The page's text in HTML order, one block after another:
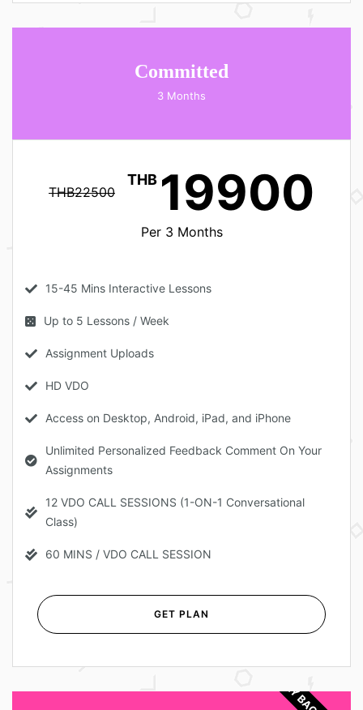
Committed
3 Months
THB22500
THB 19900
Per 3 Months
15-45 Mins Interactive Lessons
Up to 5 Lessons / Week
Assignment Uploads
HD VDO
Access on Desktop, Android, iPad, and iPhone
Unlimited Personalized Feedback Comment On Your
Assignments
12 VDO CALL SESSIONS (1-ON-1 Conversational
Class)
60 MINS / VDO CALL SESSION
GET PLAN